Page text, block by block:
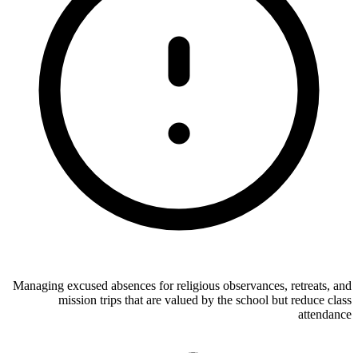
Managing excused absences for religious observances, retreats, and
mission trips that are valued by the school but reduce class
attendance